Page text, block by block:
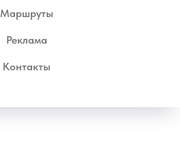
Маршруты
Реклама
Контакты